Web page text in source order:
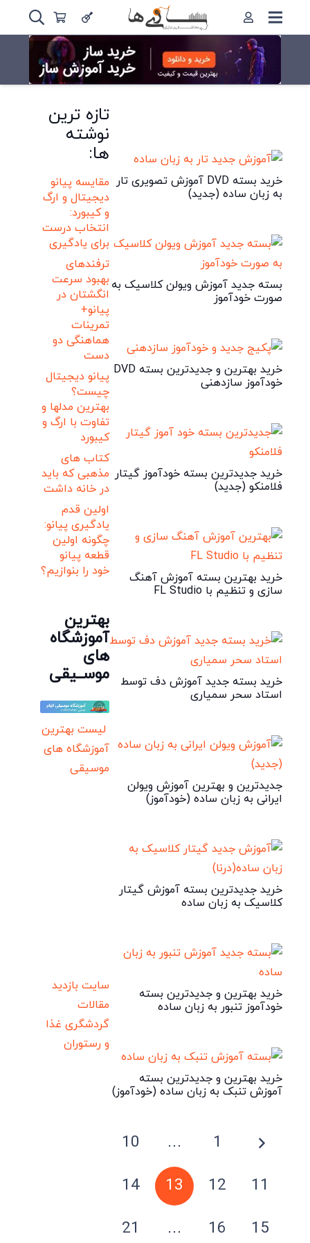
خرید بسته DVD آموزش تصویری تار
به زبان ساده (جدید)
بسته جدید آموزش ویولن کلاسیک به
صورت خودآموز
خرید بهترین و جدیدترین بسته DVD
خودآموز سازدهنی
خرید جدیدترین بسته خودآموز گیتار
فلامنکو (جدید)
خرید بهترین بسته آموزش آهنگ
سازی و تنظیم با FL Studio
خرید بسته جدید آموزش دف توسط
استاد سحر سمیاری
جدیدترین و بهترین آموزش ویولن
ایرانی به زبان ساده (خودآموز)
خرید جدیدترین بسته آموزش گیتار
کلاسیک به زبان ساده
خرید بهترین و جدیدترین بسته
خودآموز تنبور به زبان ساده
خرید بهترین و جدیدترین بسته
آموزش تنبک به زبان ساده (خودآموز)
1
…
10
11
12
13
14
15
16
…
21
تازه ترین
نوشته
ها:
مقایسه پیانو
دیجیتال و ارگ
و کیبورد:
انتخاب درست
برای یادگیری
ترفندهای
بهبود سرعت
انگشتان در
پیانو+
تمرینات
هماهنگی دو
دست
پیانو دیجیتال
چیست؟
بهترین مدلها و
تفاوت با ارگ و
کیبورد
کتاب های
مذهبی که باید
در خانه داشت
اولین قدم
یادگیری پیانو:
چگونه اولین
قطعه پیانو
خود را بنوازیم؟
بهترین
آموزشگاه
های
موســیقی
لیست بهترین
آموزشگاه های
موسیقی
سایت بازدید
مقالات
گردشگری غذا
و رستوران